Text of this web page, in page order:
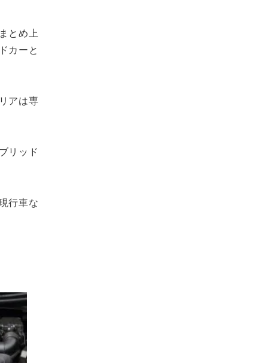
とめ上
カーと
アは専
リッド
行車な